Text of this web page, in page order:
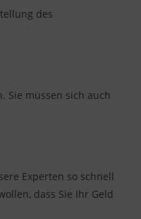
des
Sie müssen sich auch
Experten so schnell
dass Sie Ihr Geld